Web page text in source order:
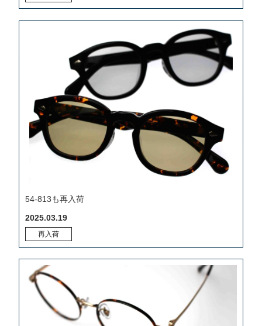
54-813も再入荷
2025.03.19
再入荷